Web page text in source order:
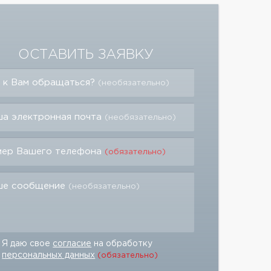
ОСТАВИТЬ ЗАЯВКУ
к Вам обращаться? (необязательно)
электронная почта (необязательно)
Вашего телефона (обязательно)
сообщение (необязательно)
Я даю свое согласие на обработку
персональных данных (обязательно)